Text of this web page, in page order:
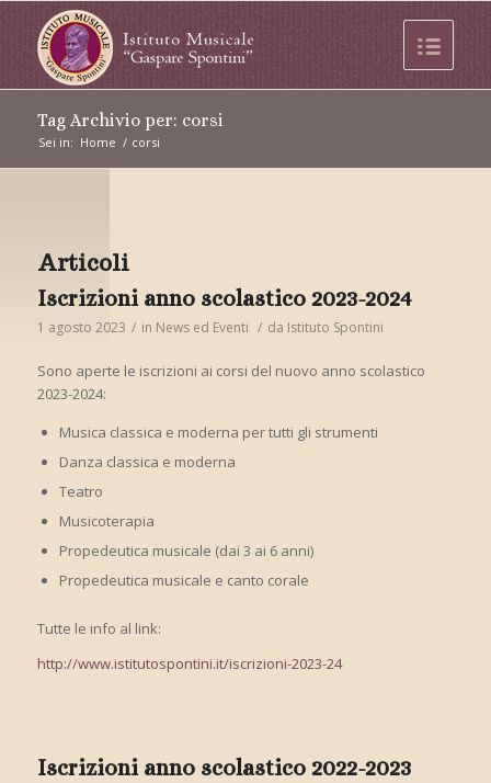
Tag Archivio per: corsi
Sei in: Home / corsi
Articoli
Iscrizioni anno scolastico 2023-2024
1 agosto 2023 / in News ed Eventi / da Istituto Spontini
Sono aperte le iscrizioni ai corsi del nuovo anno scolastico
2023-2024:
Musica classica e moderna per tutti gli strumenti
Danza classica e moderna
Teatro
Musicoterapia
Propedeutica musicale (dai 3 ai 6 anni)
Propedeutica musicale e canto corale
Tutte le info al link:
http://www.istitutospontini.it/iscrizioni-2023-24
Iscrizioni anno scolastico 2022-2023